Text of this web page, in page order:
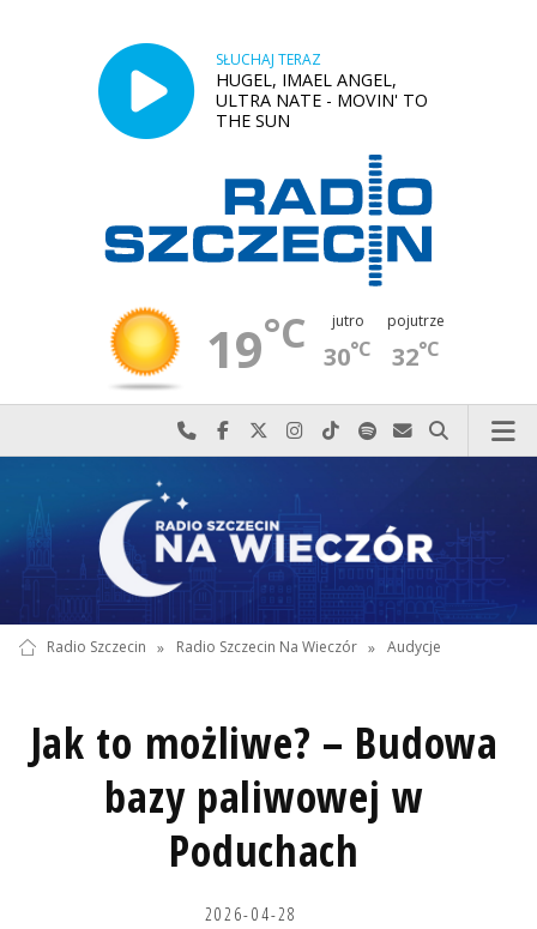
SŁUCHAJ TERAZ
HUGEL, IMAEL ANGEL,
ULTRA NATE - MOVIN' TO
THE SUN
19°C jutro
30°C
pojutrze
32°C
Najlepiej po prostu do nas zadzwoń
Odwiedź nas na Facebook-u
Odwiedź nas na X
Odwiedź nas na Instagram-ie
Odwiedź nas na TikTok-u
Szukaj nas na Spotify
Wyślij do nas
Szukaj
Radio Szczecin » Radio Szczecin Na Wieczór » Audycje
Jak to możliwe? – Budowa
bazy paliwowej w
Poduchach
2026-04-28